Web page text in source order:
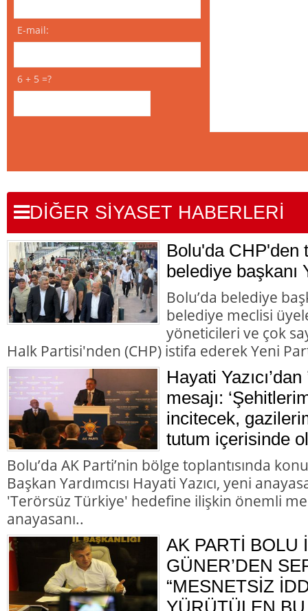
E-mail:
6 + 5 =?
DİĞER SİYASET HABERLERİ
Bolu'da CHP'den
belediye başkanı
Bolu’da belediye
belediye meclisi
yöneticileri ve çok
Halk Partisi'nden (CHP) istifa ederek Yeni
Hayati
mesajı:
incitecek,
tutum içerisinde
Bolu’da AK Parti’nin bölge toplantısında
Başkan Yardımcısı Hayati Yazıcı, yeni
'Terörsüz Türkiye' hedefine ilişkin önemli
anayasanı..
AK PARTİ BOLU
GÜNER’DEN
“MESNETSİZ
YÜRÜTÜLEN